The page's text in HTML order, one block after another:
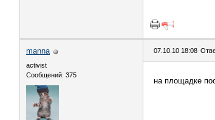
manna
activist
Сообщений: 375
07.10.10 18:08
на площадке